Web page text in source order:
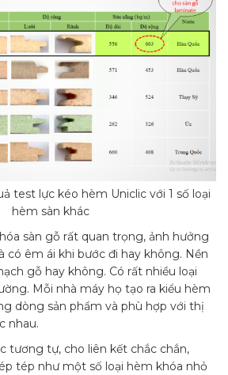
test lực kéo hèm Uniclic với 1 số loại
hèm sàn khác
sàn gỗ rất quan trọng, ảnh hưởng
có êm ái khi bước đi hay không. Nền
gỗ hay không. Có rất nhiều loại
Mỗi nhà máy họ tạo ra kiểu hèm
dòng sản phẩm và phù hợp với thị
nhau.
tương tự, cho liên kết chắc chắn,
tép như một số loại hèm khóa nhỏ